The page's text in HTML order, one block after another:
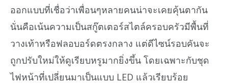
ออกแบบที่เชื่อว่าเพื่อนๆหลายคนน่าจะเคยคุ้นตากัน
นั่นคือเน้นความเป็นสกู๊ตเตอร์สไตล์ครอบครัวมีพื้นที่
วางเท้าหรือฟลอบอร์ดตรงกลาง แต่ดีไซน์รอบคันจะ
ถูกปรับใหม่ให้ดูเรียบหรูมากยิ่งขึ้น โดยเฉพาะกับชุด
ไฟหน้าที่เปลี่ยนมาเป็นแบบ LED แล้วเรียบร้อย